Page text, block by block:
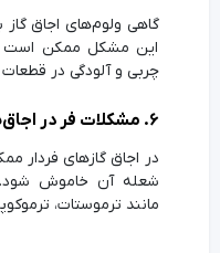
گاهی ولوم‌های اجاق
این مشکل ممکن است
چربی و آلودگی در قطعات
۶. مشکلات فر در اجاق‌های فردار
در اجاق گازهای فردار
شعله آن خاموش شود.
مانند ترموستات،